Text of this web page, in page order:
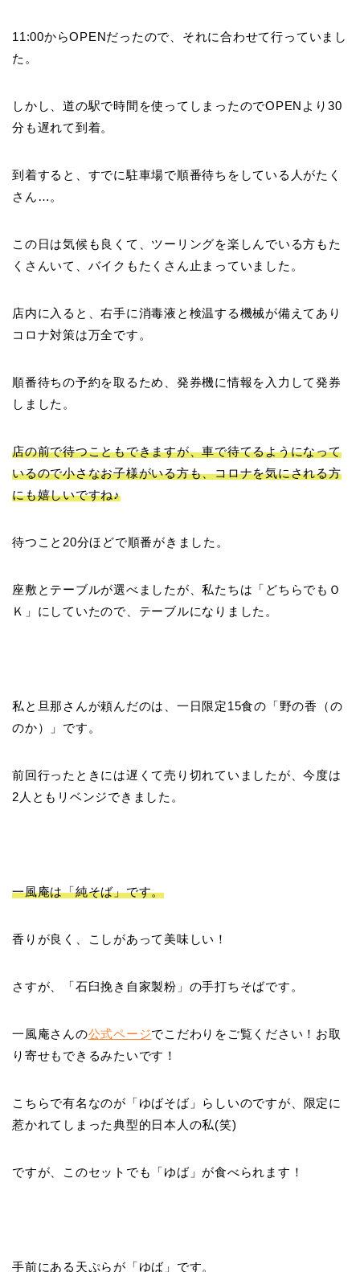
11:00からOPENだったので、それに合わせて行っていまし
た。
しかし、道の駅で時間を使ってしまったのでOPENより30
分も遅れて到着。
到着すると、すでに駐車場で順番待ちをしている人がたく
さん…。
この日は気候も良くて、ツーリングを楽しんでいる方もた
くさんいて、バイクもたくさん止まっていました。
店内に入ると、右手に消毒液と検温する機械が備えてあり
コロナ対策は万全です 。
順番待ちの予約を取るため、発券機に情報を入力して発券
しました。
店の前で待つこともできますが、車で待てるようになって
いるので小さなお子様がいる方も、コロナを気にされる方
にも嬉しいですね♪
待つこと20分ほどで順番がきました。
座敷とテーブルが選べましたが、私たちは「どちらでもＯ
Ｋ」にしていたので、テーブルになりました。
私と旦那さんが頼んだのは、一日限定15食の「野の香（の
のか）」です。
前回行ったときには遅くて売り切れていましたが、今度は
2人ともリベンジできました。
一風庵は「純そば」です。
香りが良く、こしがあって美味しい！
さすが、「石臼挽き自家製粉」の手打ちそばです。
一風庵さんの公式ページでこだわりをご覧ください！お取
り寄せもできるみたいです！
こちらで有名なのが「ゆばそば」 らしいのですが、限定に
惹かれてしまった典型的日本人の私(笑)
ですが、このセットでも「ゆば」が食べられます！
手前にある天ぷらが「ゆば」です。